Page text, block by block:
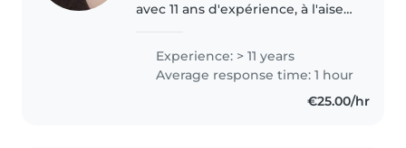
avec 11 ans d'expérience, à l'aise
parle français et espagnol et j'ai
une certification en premiers
secours. J'ai de..
Experience: > 11 years
Average response time: 1 hour
€25.00/hr